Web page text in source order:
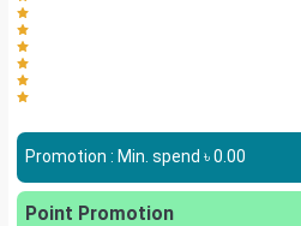
Promotion : Min. spend ৳0.00
Point Promotion